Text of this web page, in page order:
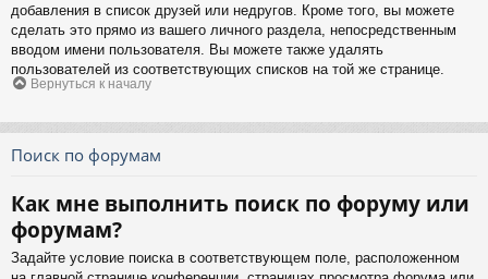
добавления в список друзей или недругов. Кроме того, вы можете
сделать это прямо из вашего личного раздела, непосредственным
вводом имени пользователя. Вы можете также удалять
пользователей из соответствующих списков на той же странице.
Вернуться к началу
Поиск по форумам
Как мне выполнить поиск по форуму или
форумам?
Задайте условие поиска в соответствующем поле, расположенном